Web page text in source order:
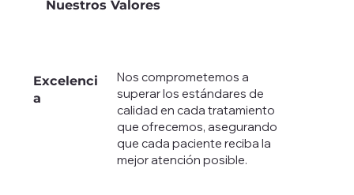
Excelenci
a
Nos comprometemos a
superar los estándares de
calidad en cada tratamiento
que ofrecemos, asegurando
que cada paciente reciba la
mejor atención posible.
Nuestros Valores